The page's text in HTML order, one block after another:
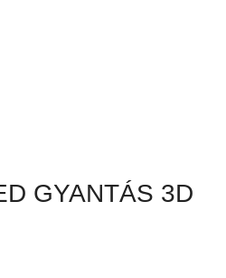
GYANTÁS 3D